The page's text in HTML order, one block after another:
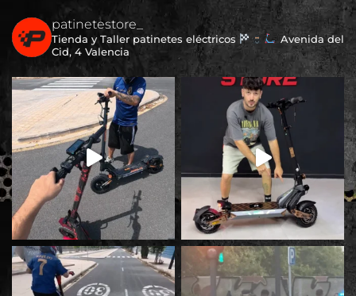
patinetestore_
Tienda y Taller patinetes eléctricos
Avenida del
Cid, 4 Valencia